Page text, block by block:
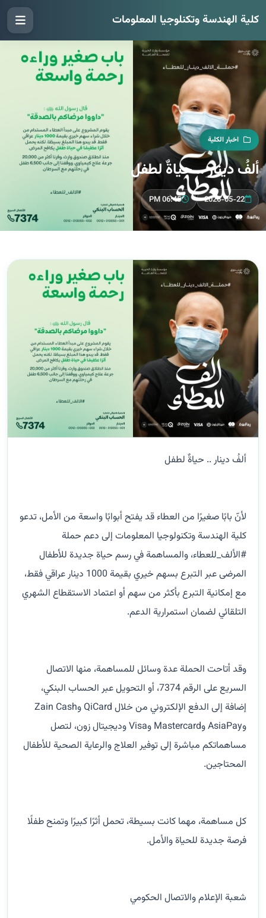
كلية الهندسة وتكنلوجيا المعلومات
اخبار الكلية
ألفُ دينار .. حياةٌ لطفل
2026-05-22
06:45 PM
ألفُ دينار .. حياةٌ لطفل
لأنّ بابًا صغيرًا من العطاء قد يفتح أبوابًا واسعة من الأمل، تدعو
كلية الهندسة وتكنولوجيا المعلومات إلى دعم حملة
#الألف_للعطاء، والمساهمة في رسم حياة جديدة للأطفال
المرضى عبر التبرع بسهم خيري بقيمة 1000 دينار عراقي فقط،
مع إمكانية التبرع بأكثر من سهم أو اعتماد الاستقطاع الشهري
التلقائي لضمان استمرارية الدعم.
وقد أتاحت الحملة عدة وسائل للمساهمة، منها الاتصال
السريع على الرقم 7374، أو التحويل عبر الحساب البنكي،
إضافة إلى الدفع الإلكتروني من خلال QiCard وZain Cash
وAsiaPay وMastercard وVisa وديجيتال زون، لتصل
مساهماتكم مباشرة إلى توفير العلاج والرعاية الصحية للأطفال
المحتاجين.
كل مساهمة، مهما كانت بسيطة، تحمل أثرًا كبيرًا وتمنح طفلًا
فرصة جديدة للحياة والأمل.
شعبة الإعلام والاتصال الحكومي